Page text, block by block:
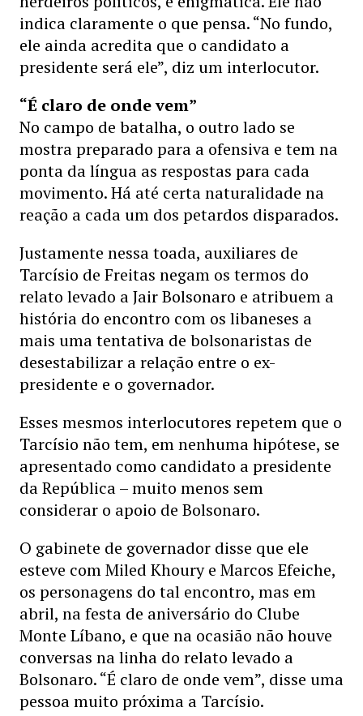
indica claramente o que pensa. “No fundo,
ele ainda acredita que o candidato a
presidente será ele”, diz um interlocutor.
“É claro de onde vem”
No campo de batalha, o outro lado se
mostra preparado para a ofensiva e tem na
ponta da língua as respostas para cada
movimento. Há até certa naturalidade na
reação a cada um dos petardos disparados.
Justamente nessa toada, auxiliares de
Tarcísio de Freitas negam os termos do
relato levado a Jair Bolsonaro e atribuem a
história do encontro com os libaneses a
mais uma tentativa de bolsonaristas de
desestabilizar a relação entre o ex-
presidente e o governador.
Esses mesmos interlocutores repetem que o
Tarcísio não tem, em nenhuma hipótese, se
apresentado como candidato a presidente
da República – muito menos sem
considerar o apoio de Bolsonaro.
O gabinete de governador disse que ele
esteve com Miled Khoury e Marcos Efeiche,
os personagens do tal encontro, mas em
abril, na festa de aniversário do Clube
Monte Líbano, e que na ocasião não houve
conversas na linha do relato levado a
Bolsonaro. “É claro de onde vem”, disse uma
pessoa muito próxima a Tarcísio.